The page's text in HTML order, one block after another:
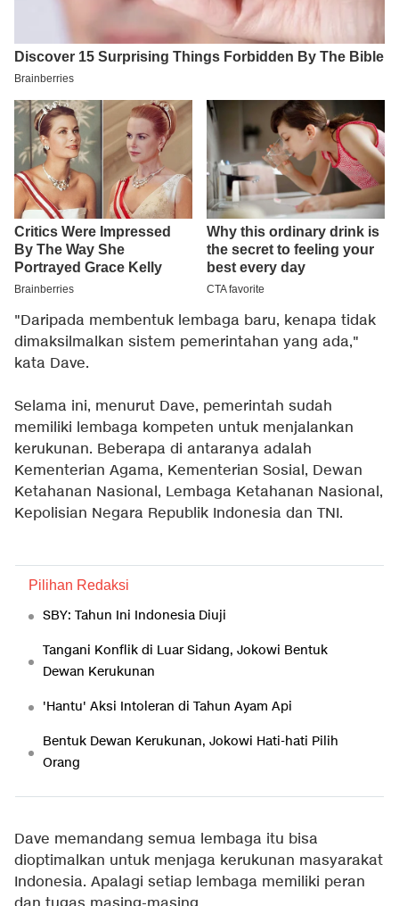
"Daripada membentuk lembaga baru, kenapa tidak
dimaksilmalkan sistem pemerintahan yang ada,"
kata Dave.
Selama ini, menurut Dave, pemerintah sudah
memiliki lembaga kompeten untuk menjalankan
kerukunan. Beberapa di antaranya adalah
Kementerian Agama, Kementerian Sosial, Dewan
Ketahanan Nasional, Lembaga Ketahanan Nasional,
Kepolisian Negara Republik Indonesia dan TNI.
Pilihan Redaksi
SBY: Tahun Ini Indonesia Diuji
Tangani Konflik di Luar Sidang, Jokowi Bentuk
Dewan Kerukunan
'Hantu' Aksi Intoleran di Tahun Ayam Api
Bentuk Dewan Kerukunan, Jokowi Hati-hati Pilih
Orang
Dave memandang semua lembaga itu bisa
dioptimalkan untuk menjaga kerukunan masyarakat
Indonesia. Apalagi setiap lembaga memiliki peran